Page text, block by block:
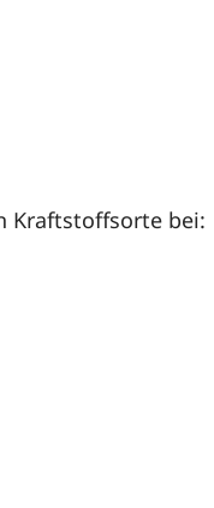
Kraftstoffsorte bei: